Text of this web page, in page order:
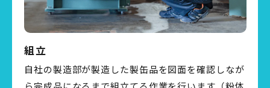
組立
自社の製造部が製造した製缶品を図面を確認しなが